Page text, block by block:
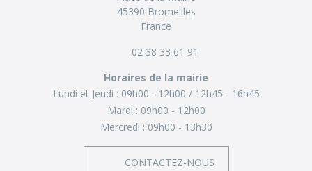
45390 Bromeilles
France
02 38 33 61 91
Horaires de la mairie
Lundi et Jeudi : 09h00 - 12h00
12h45 - 16h45
Mardi : 09h00 - 12h00
Mercredi : 09h00 - 13h30
CONTACTEZ-NOUS